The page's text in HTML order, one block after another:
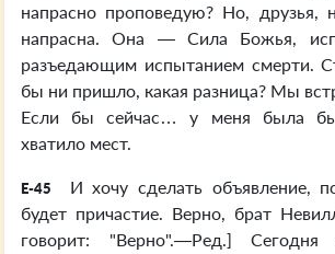
напрасно проповедую? Но, друзья,
напрасна. Она — Сила Божья,
разъедающим испытанием смерти.
бы ни пришло, какая разница? Мы
Если бы сейчас… у меня была
хватило мест.
E-45
И хочу сделать объявление,
будет причастие. Верно, брат
говорит: "Верно".—Ред.] Сегодня